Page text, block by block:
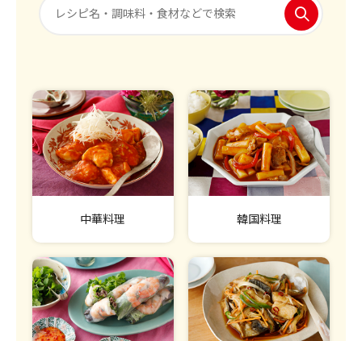
中華料理 韓国料理